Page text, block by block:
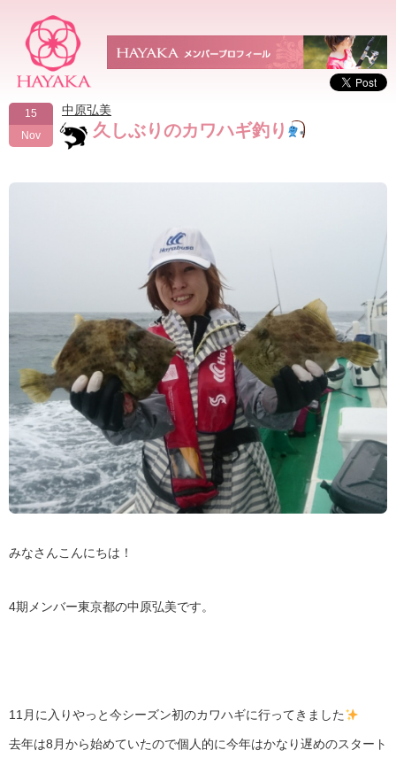
15
Nov
中原弘美
久しぶりのカワハギ釣り
みなさんこんにちは！
4期メンバー東京都の中原弘美です。
11月に入りやっと今シーズン初のカワハギに行ってきました
去年は8月から始めていたので個人的に今年はかなり遅めのスタート